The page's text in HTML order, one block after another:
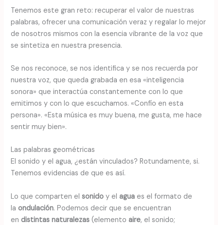
Tenemos este gran reto: recuperar el valor de nuestras
palabras, ofrecer una comunicación veraz y regalar lo mejor
de nosotros mismos con la esencia vibrante de la voz que
se sintetiza en nuestra presencia.
Se nos reconoce, se nos identifica y se nos recuerda por
nuestra voz, que queda grabada en esa «inteligencia
sonora» que interactúa constantemente con lo que
emitimos y con lo que escuchamos. «Confío en esta
persona». «Esta música es muy buena, me gusta, me hace
sentir muy bien».
Las palabras geométricas
El sonido y el agua, ¿están vinculados? Rotundamente, si.
Tenemos evidencias de que es así.
Lo que comparten elsonido y el agua es el formato de
laondulación. Podemos decir que se encuentran
endistintas naturalezas (elemento aire, el sonido;